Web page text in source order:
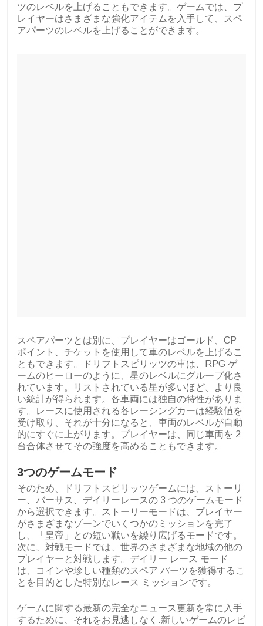
ツのレベルを上げることもできます。ゲームでは、プ
レイヤーはさまざまな強化アイテムを入手して、スペ
アパーツのレベルを上げることができます。
スペアパーツとは別に、プレイヤーはゴールド、CP
ポイント、チケットを使用して車のレベルを上げるこ
ともできます。ドリフトスピリッツの車は、RPG ゲ
ームのヒーローのように、星のレベルにグループ化さ
れています。リストされている星が多いほど、より良
い統計が得られます。各車両には独自の特性がありま
す。レースに使用される各レーシングカーは経験値を
受け取り、それが十分になると、車両のレベルが自動
的にすぐに上がります。プレイヤーは、同じ車両を 2
台合体させてその強度を高めることもできます。
3つのゲームモード
そのため、ドリフトスピリッツゲームには、ストーリ
ー、バーサス、デイリーレースの 3 つのゲームモード
から選択できます。ストーリーモードは、プレイヤー
がさまざまなゾーンでいくつかのミッションを完了
し、「皇帝」との短い戦いを繰り広げるモードです。
次に、対戦モードでは、世界のさまざまな地域の他の
プレイヤーと対戦します。デイリー レース モード
は、コインや珍しい種類のスペア パーツを獲得するこ
とを目的とした特別なレース ミッションです。
ゲームに関する最新の完全なニュース更新を常に入手
するために、それをお見逃しなく.新しいゲームのレビ